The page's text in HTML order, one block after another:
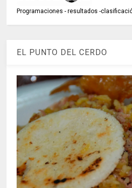
Programaciones - resultados -
EL PUNTO DEL CERDO